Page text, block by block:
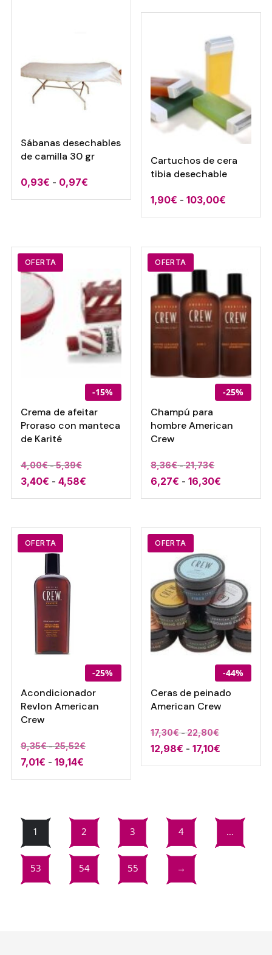
era:
es:
Sábanas desechables
de camilla 30 gr
0,93€ - 0,97€Rango
de
0,93€
0,97€
Cartuchos de cera
tibia desechable
1,90€ - 103,00€
de
desde
hasta
103,00€
OFERTA
-15%
Crema de afeitar
Proraso con manteca
de Karité
4,00€-5,39€Rango
de
precios:
4,00€
3,40€ - 4,58€Rango
de
desde
OFERTA
-25%
Champú para
hombre American
Crew
8,36€-21,73€Rango
de
precios:
8,36€
21,73€
6,27€ - 16,30€
de
desde
hasta
16,30€
OFERTA
-25%
Acondicionador
Revlon American
Crew
9,35€-25,52€Rango
precios:
hasta
7,01€ - 19,14€Rango
de
7,01€
19,14€
OFERTA
-44%
Ceras de peinado
American Crew
17,30€-22,80€Rango
de
precios:
12,98€ - 17,10€
de
17,10€
1 2 3 4 …
53 54 55 →